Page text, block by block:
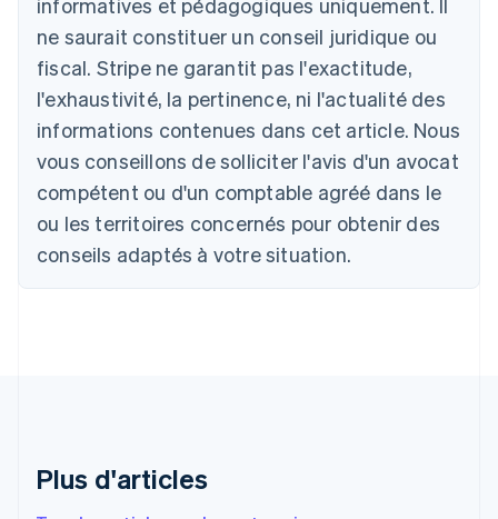
informatives et pédagogiques uniquement. Il
ne saurait constituer un conseil juridique ou
fiscal. Stripe ne garantit pas l'exactitude,
l'exhaustivité, la pertinence, ni l'actualité des
informations contenues dans cet article. Nous
vous conseillons de solliciter l'avis d'un avocat
compétent ou d'un comptable agréé dans le
ou les territoires concernés pour obtenir des
conseils adaptés à votre situation.
Plus d'articles
Autriche
DeutschEnglish
NederlandsFrançaisDeutschEnglish
Brésil
Português
Bulgarie
English
Canada
Chine continentale
简体中文English
Español English